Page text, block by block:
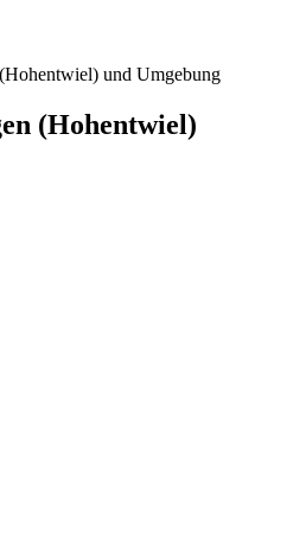
und Umgebung
(Hohentwiel)